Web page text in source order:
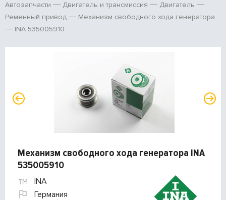
Автозапчасти Двигатель и трансмиссия
Двигатель
Ременный привод
Механизм свободного хода генератора
INA 535005910
Механизм свободного хода генератора INA
535005910
INA
Германия